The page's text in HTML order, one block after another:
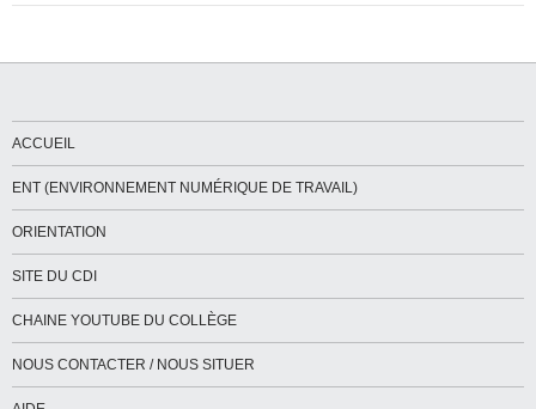
ACCUEIL
ENT (ENVIRONNEMENT NUMÉRIQUE DE TRAVAIL)
ORIENTATION
SITE DU CDI
CHAINE YOUTUBE DU COLLÈGE
NOUS CONTACTER / NOUS SITUER